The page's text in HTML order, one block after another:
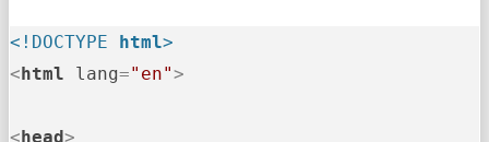
<!DOCTYPE html>
<html lang="en">
<head>